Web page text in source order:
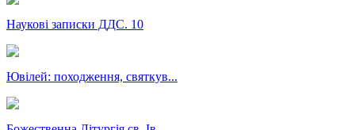
Наукові записки ДДС. 10
Ювілей: походження, святкув...